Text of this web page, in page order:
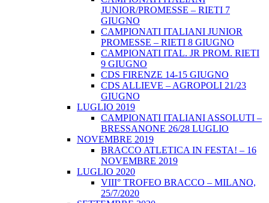
JUNIOR/PROMESSE – RIETI 7
GIUGNO
CAMPIONATI ITALIANI JUNIOR
PROMESSE – RIETI 8 GIUGNO
CAMPIONATI ITAL. JR PROM. RIETI
9 GIUGNO
CDS FIRENZE 14-15 GIUGNO
CDS ALLIEVE – AGROPOLI 21/23
GIUGNO
LUGLIO 2019
CAMPIONATI ITALIANI ASSOLUTI –
BRESSANONE 26/28 LUGLIO
NOVEMBRE 2019
BRACCO ATLETICA IN FESTA! – 16
NOVEMBRE 2019
LUGLIO 2020
VIII° TROFEO BRACCO – MILANO,
25/7/2020